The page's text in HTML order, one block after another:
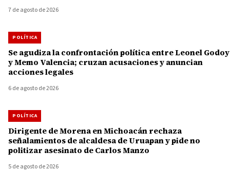
7 de agosto de 2026
POLÍTICA
Se agudiza la confrontación política entre Leonel Godoy
y Memo Valencia; cruzan acusaciones y anuncian
acciones legales
6 de agosto de 2026
POLÍTICA
Dirigente de Morena en Michoacán rechaza
señalamientos de alcaldesa de Uruapan y pide no
politizar asesinato de Carlos Manzo
5 de agosto de 2026